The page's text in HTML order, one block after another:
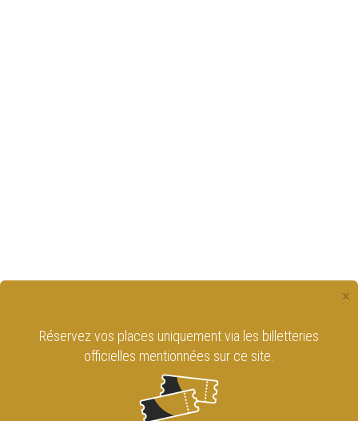
×
Réservez vos places uniquement via les billetteries
officielles mentionnées sur ce site.